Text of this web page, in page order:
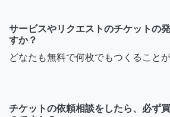
サービスやリクエストのチケットの
すか？
どなたも無料で何枚でもつくること
チケットの依頼相談をしたら、必ず